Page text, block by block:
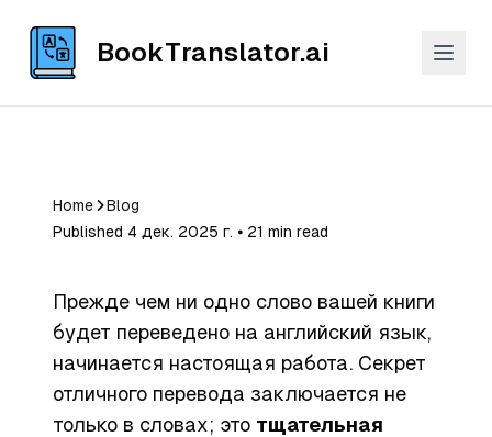
BookTranslator.ai
Home
Blog
Published 4 дек. 2025 г. ⦁ 21 min read
Прежде чем ни одно слово вашей книги
будет переведено на английский язык,
начинается настоящая работа. Секрет
отличного перевода заключается не
только в словах; это тщательная